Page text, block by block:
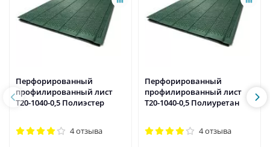
Перфорированный
профилированный лист
Т20-1040-0,5 Полиэстер
4 отзыва
Перфорированный
профилированный лист
Т20-1040-0,5 Полиуретан
4 отзыва